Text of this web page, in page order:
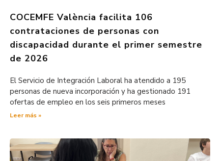
COCEMFE València facilita 106
contrataciones de personas con
discapacidad durante el primer semestre
de 2026
El Servicio de Integración Laboral ha atendido a 195
personas de nueva incorporación y ha gestionado 191
ofertas de empleo en los seis primeros meses
Leer más »